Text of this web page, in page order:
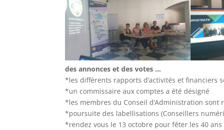
des annonces et des votes …
*les différents rapports d’activités et financiers
*un commissaire aux comptes a été désigné
*les membres du Conseil d’Administration sont
*poursuite des labellisations (Conseillers
*rendez vous le 13 octobre pour fêter les 40